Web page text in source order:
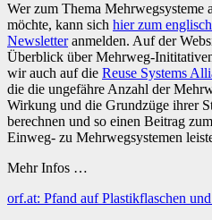
Wer zum Thema Mehrwegsysteme
möchte, kann sich hier zum
Newsletteranmelden. Auf der
Überblick über Mehrweg-
wir auch auf die Reuse Systems
die die ungefähre Anzahl der
Wirkung und die Grundzüge ihrer
berechnen und so einen Beitrag
Einweg- zu Mehrwegsystemen
Mehr Infos …
orf.at: Pfand auf Plastikflaschen